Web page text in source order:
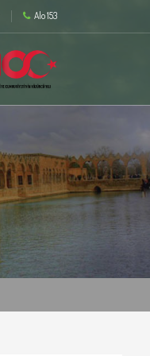
Alo 153